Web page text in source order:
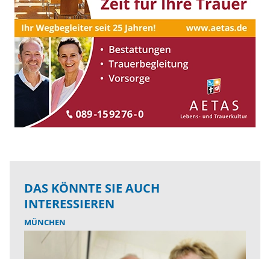
DAS KÖNNTE SIE AUCH
INTERESSIEREN
MÜNCHEN